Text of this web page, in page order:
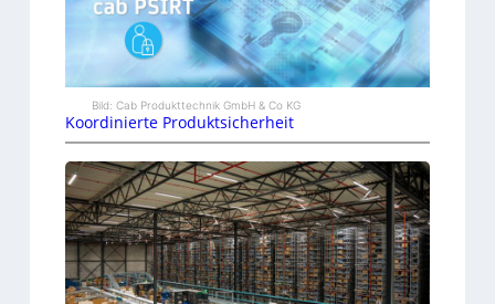
Bild: Cab Produkttechnik GmbH & Co KG
Koordinierte Produktsicherheit